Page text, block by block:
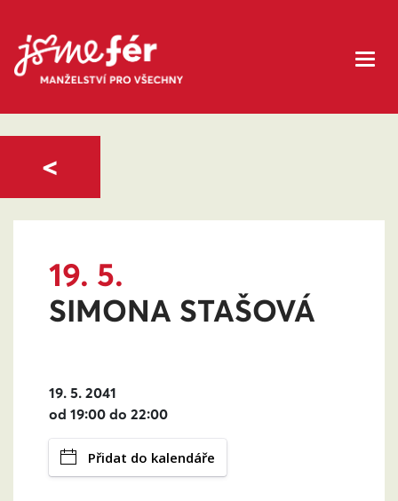
19. 5.
SIMONA STAŠOVÁ
19. 5. 2041
od 19:00 do 22:00
Přidat do kalendáře
<